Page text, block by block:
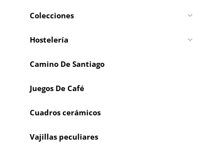
Colecciones
Hostelería
Camino De Santiago
Juegos De Café
Cuadros cerámicos
Vajillas peculiares